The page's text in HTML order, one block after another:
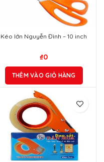
Kéo lớn Nguyễn Đình – 10 inch
₫0
THÊM VÀO GIỎ HÀNG